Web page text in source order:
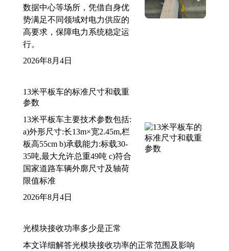
数据中心等场所，凭借自身优
势满足不同领域对电力供应的
高要求，保障电力系统稳定运
行。
2026年8月4日
13米平板车的标准尺寸和载重
参数
13米平板车主要技术参数包括:
a)外形尺寸:长13m×宽2.45m,栏
板高55cm b)承载能力:标载30-
35吨,最大允许总重49吨 c)符合
国家道路车辆外廓尺寸及轴荷
限值标准
2026年8月4日
光模块接收功率多少是正常
本文详细解答光模块接收功率的正常范围及影响